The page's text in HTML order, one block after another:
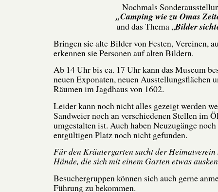
Nochmals
„Camping wie zu Omas
und das Thema „Bilder
Bringen sie alte Bilder von Festen, Vereinen,
erkennen sie Personen auf alten Bildern.
Ab 14 Uhr bis ca. 17 Uhr kann das Museum
neuen Exponaten, neuen Ausstellungsflächen
Räumen im Jagdhaus von 1602.
Leider kann noch nicht alles gezeigt werden
Sandweier noch an verschiedenen Stellen im
umgestalten ist. Auch haben Neuzugänge
entgültigen Platz noch nicht gefunden.
Für den Kräutergarten sucht der Heimatverein
Hände, die sich mit einem Garten etwas
Besuchergruppen können sich auch gerne
Führung zu bekommen.